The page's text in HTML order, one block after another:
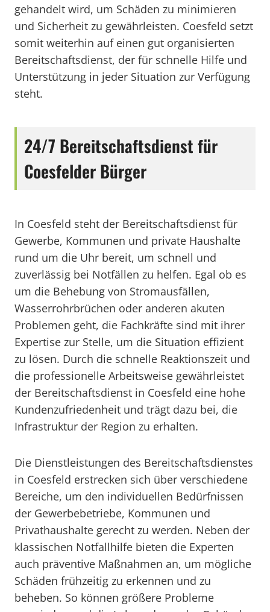
gehandelt wird, um Schäden zu minimieren
und Sicherheit zu gewährleisten. Coesfeld setzt
somit weiterhin auf einen gut organisierten
Bereitschaftsdienst, der für schnelle Hilfe und
Unterstützung in jeder Situation zur Verfügung
steht.
24/7 Bereitschaftsdienst für
Coesfelder Bürger
In Coesfeld steht der Bereitschaftsdienst für
Gewerbe, Kommunen und private Haushalte
rund um die Uhr bereit, um schnell und
zuverlässig bei Notfällen zu helfen. Egal ob es
um die Behebung von Stromausfällen,
Wasserrohrbrüchen oder anderen akuten
Problemen geht, die Fachkräfte sind mit ihrer
Expertise zur Stelle, um die Situation effizient
zu lösen. Durch die schnelle Reaktionszeit und
die professionelle Arbeitsweise gewährleistet
der Bereitschaftsdienst in Coesfeld eine hohe
Kundenzufriedenheit und trägt dazu bei, die
Infrastruktur der Region zu erhalten.
Die Dienstleistungen des Bereitschaftsdienstes
in Coesfeld erstrecken sich über verschiedene
Bereiche, um den individuellen Bedürfnissen
der Gewerbebetriebe, Kommunen und
Privathaushalte gerecht zu werden. Neben der
klassischen Notfallhilfe bieten die Experten
auch präventive Maßnahmen an, um mögliche
Schäden frühzeitig zu erkennen und zu
beheben. So können größere Probleme